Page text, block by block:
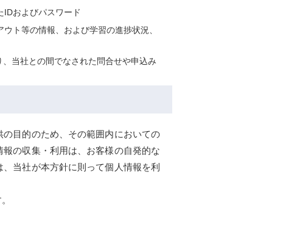
IDおよびパスワード
ト等の情報、および学習の進捗状況、
当社との間でなされた問合せや申込み
目的のため、その範囲内においての
の収集・利用は、お客様の自発的な
当社が本方針に則って個人情報を利